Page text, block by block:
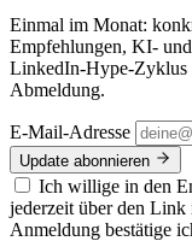
Einmal im Monat:
Empfehlungen, KI-
LinkedIn-Hype-Zyklus
Abmeldung.
E-Mail-Adresse
Update abonnieren
Ich willige in den
jederzeit über den
Anmeldung bestätige